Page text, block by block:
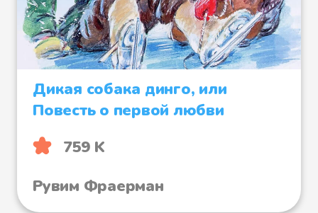
Дикая собака динго, или
Повесть о первой любви
759 K
Рувим Фраерман